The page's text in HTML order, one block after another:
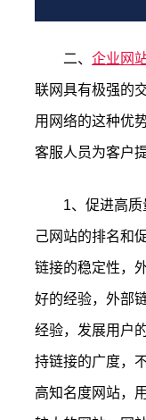
二、 企业网
联网具有极强的
用网络的这种优
客服人员为客户
1、促进高质
己网站的排名和
链接的稳定性，
好的经验，外部
经验，发展用户
持链接的广度，
高知名度网站，